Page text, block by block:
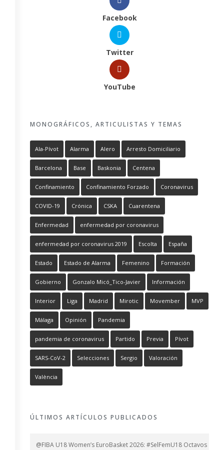
Facebook
Twitter
YouTube
MONOGRÁFICOS, ARTICULISTAS Y TEMAS
Ala-Pívot Alarma Alero Arresto Domiciliario
Barcelona Base Baskonia Centena
Confinamiento Confinamiento Forzado Coronavirus
COVID-19 Crónica CSKA Cuarentena
Enfermedad enfermedad por coronavirus
enfermedad por coronavirus 2019 Escolta España
Estado Estado de Alarma Femenino Formación
Gobierno Gonzalo Micó_Tico-Javier Información
Interior Liga Madrid Mirotic Movember MVP
Málaga Opinión Pandemia
pandemia de coronavirus Partido Previa Pívot
SARS-CoV-2 Selecciones Sergio Valoración
València
ÚLTIMOS ARTÍCULOS PUBLICADOS
@FIBA U18 Women’s EuroBasket 2026: #SelFemU18 Octavos